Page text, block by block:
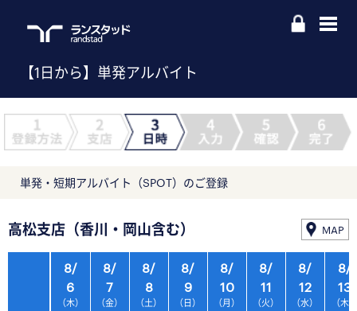
【1日から】単発アルバイト
単発・短期アルバイト（SPOT）のご登録
高松支店（香川・岡山含む） MAP
8/
6
（木）
8/
7
（金）
8/
8
（土）
8/
9
（日）
8/
10
（月）
8/
11
（火）
8/
12
（水）
8/
13
（木）